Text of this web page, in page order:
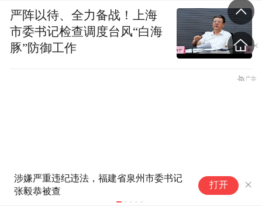
泰国14岁男生连杀8人后自戕！
先杀祖父母，再携98发子弹进
入校园，更可怕的细节公布了
湖北省武汉
查
打开
严阵以待、全力备战！上海
市委书记检查调度台风“白海
豚”防御工作